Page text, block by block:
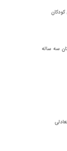
سه ساله